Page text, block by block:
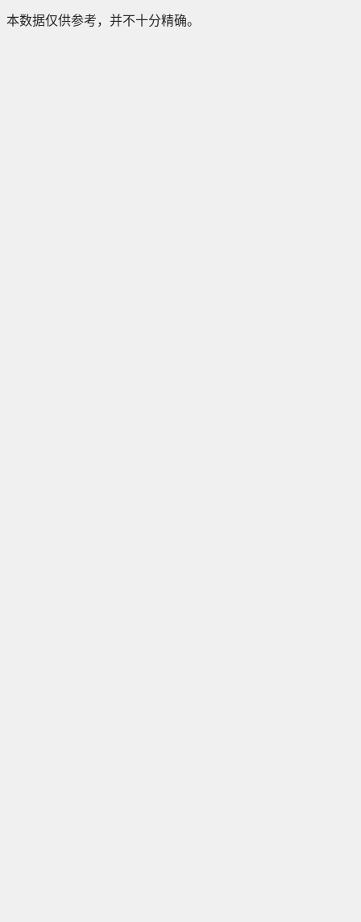
本数据仅供参考，并不十分精确。